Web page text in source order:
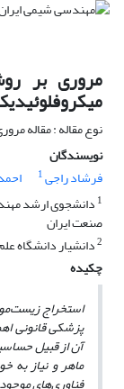
مروری بر
نوع مقاله : مقاله
نویسندگان
فرشاد راجی1
1 دانشجوی ارشد
صنعت ایران
2دانشیار دانشگاه
چکیده
استخراج زیست
پزشکی قانونی
آن از قبیل
ماهر و نیاز به